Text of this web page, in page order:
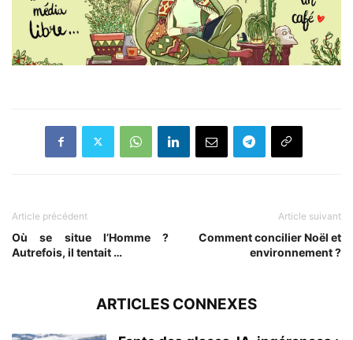
Article précédent
Où se situe l’Homme ?
Autrefois, il tentait …
Article suivant
Comment concilier Noël et
environnement ?
ARTICLES CONNEXES